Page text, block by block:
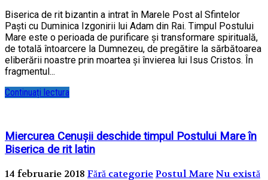
Biserica de rit bizantin a intrat în Marele Post al Sfintelor
Paşti cu Duminica Izgonirii lui Adam din Rai. Timpul Postului
Mare este o perioada de purificare şi transformare spirituală,
de totală întoarcere la Dumnezeu, de pregătire la sărbătoarea
eliberării noastre prin moartea şi învierea lui Isus Cristos. În
fragmentul...
Continuați lectura
Miercurea Cenușii deschide timpul Postului Mare în
Biserica de rit latin
14 februarie 2018 Fără categoriePostul MareNu există